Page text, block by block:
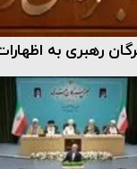
رهبری به